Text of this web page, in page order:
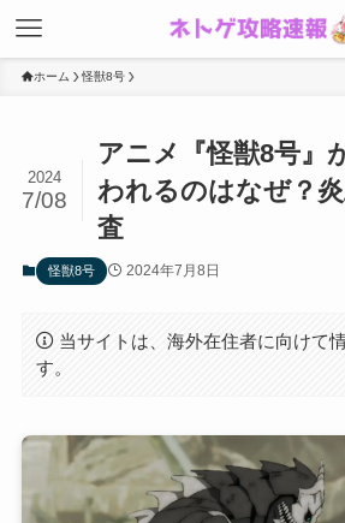
ホーム 怪獣8号
アニメ『怪獣8号』
われるのはなぜ？
査
2024
7/08
怪獣8号 2024年7月8日
当サイトは、海外在住者に向けて
す。